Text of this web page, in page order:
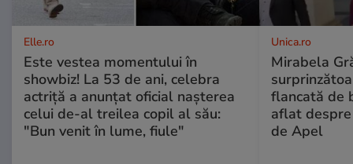
Elle.ro
Este vestea momentului în
showbiz! La 53 de ani, celebra
actriță a anunțat oficial nașterea
celui de-al treilea copil al său:
"Bun venit în lume, fiule"
Unica.ro
Mirabela
flancată de
aflat
de Apel